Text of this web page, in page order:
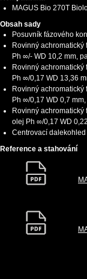
MAGUS Bio 270T
Obsah sady
Posuvník fázového
Rovinný
Ph ∞/- WD 10,2 mm,
Rovinný
Ph ∞/0,17 WD 13,36
Rovinný
Ph ∞/0,17 WD 0,7
Rovinný
olej Ph ∞/0,17 WD
Centrovací
Reference a stahování